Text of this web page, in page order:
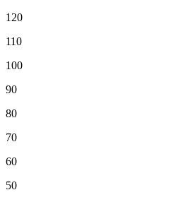
120
110
100
90
80
70
60
50